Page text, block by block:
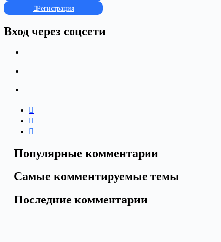
Регистрация
Вход через соцсети
Популярные комментарии
Самые комментируемые темы
Последние комментарии